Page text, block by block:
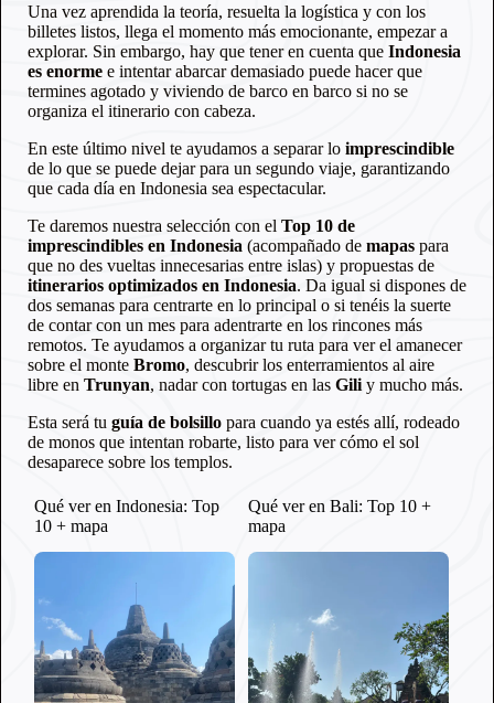
Una vez aprendida la teoría, resuelta la logística y con los
billetes listos, llega el momento más emocionante, empezar a
explorar. Sin embargo, hay que tener en cuenta que Indonesia
es enorme e intentar abarcar demasiado puede hacer que
termines agotado y viviendo de barco en barco si no se
organiza el itinerario con cabeza.
En este último nivel te ayudamos a separar lo imprescindible
de lo que se puede dejar para un segundo viaje, garantizando
que cada día en Indonesia sea espectacular.
Te daremos nuestra selección con el Top 10 de
imprescindibles en Indonesia (acompañado de mapas para
que no des vueltas innecesarias entre islas) y propuestas de
itinerarios optimizados en Indonesia. Da igual si dispones de
dos semanas para centrarte en lo principal o si tenéis la suerte
de contar con un mes para adentrarte en los rincones más
remotos. Te ayudamos a organizar tu ruta para ver el amanecer
sobre el monte Bromo, descubrir los enterramientos al aire
libre en Trunyan, nadar con tortugas en las Gili y mucho más.
Esta será tu guía de bolsillo para cuando ya estés allí, rodeado
de monos que intentan robarte, listo para ver cómo el sol
desaparece sobre los templos.
Qué ver en Indonesia: Top
10 + mapa
Qué ver en Bali: Top 10 +
mapa